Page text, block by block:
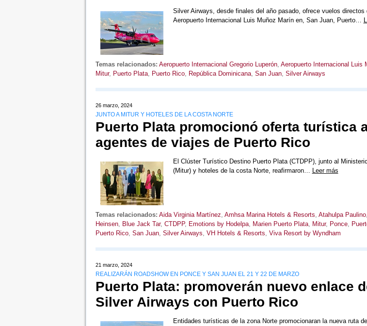
Silver Airways, desde finales del año pasado, ofrece vuelos directos
Aeropuerto Internacional Luis Muñoz Marín en, San Juan, Puerto…
Temas relacionados: Aeropuerto Internacional Gregorio Luperón, Aeropuerto Internacional Luis
Mitur, Puerto Plata, Puerto Rico, República Dominicana, San Juan, Silver Airways
26 marzo, 2024
JUNTO A MITUR Y HOTELES DE LA COSTA NORTE
Puerto Plata promocionó oferta turística
agentes de viajes de Puerto Rico
El Clúster Turístico Destino Puerto Plata (CTDPP), junto al
(Mitur) y hoteles de la costa Norte, reafirmaron… Leer más
Temas relacionados: Aida Virginia Martínez, Amhsa Marina Hotels & Resorts, Atahulpa Paulino,
Heinsen, Blue Jack Tar, CTDPP, Emotions by Hodelpa, Marien Puerto Plata, Mitur, Ponce,
Puerto Rico, San Juan, Silver Airways, VH Hotels & Resorts, Viva Resort by Wyndham
21 marzo, 2024
REALIZARÁN ROADSHOW EN PONCE Y SAN JUAN EL 21 Y 22 DE MARZO
Puerto Plata: promoverán nuevo enlace
Silver Airways con Puerto Rico
Entidades turísticas de la zona Norte promocionaran la nueva ruta